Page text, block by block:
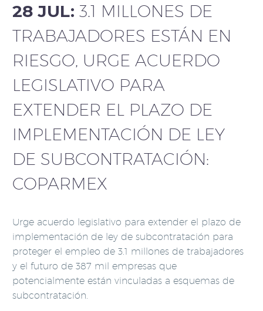
28 JUL: 3.1 MILLONES DE
TRABAJADORES ESTÁN EN
RIESGO, URGE ACUERDO
LEGISLATIVO PARA
EXTENDER EL PLAZO DE
IMPLEMENTACIÓN DE LEY
DE SUBCONTRATACIÓN:
COPARMEX
Urge acuerdo legislativo para extender el plazo de
implementación de ley de subcontratación para
proteger el empleo de 3.1 millones de trabajadores
y el futuro de 387 mil empresas que
potencialmente están vinculadas a esquemas de
subcontratación.